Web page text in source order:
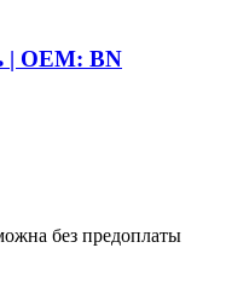
| OEM: BN
без предоплаты